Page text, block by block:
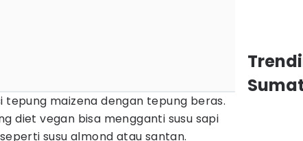
tepung maizena dengan tepung beras.
diet vegan bisa mengganti susu sapi
susu almond atau santan.